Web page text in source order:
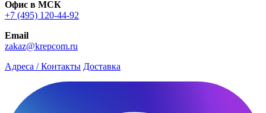
Офис в МСК
+7 (495) 120-44-92
Email
zakaz@krepcom.ru
Адреса / Контакты Доставка